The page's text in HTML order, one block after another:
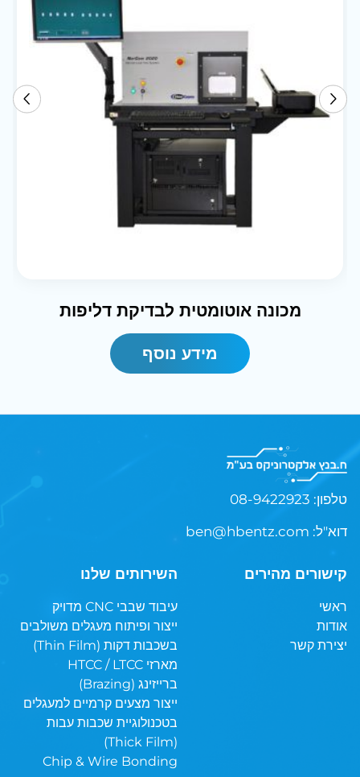
מכונה אוטומטית לבדיקת דליפות
מידע נוסף
השירותים שלנו
עיבוד שבבי CNC מדויק
ייצור ופיתוח מעגלים משולבים
בשכבות דקות (Thin Film)
מארזי HTCC / LTCC
ברייזינג (Brazing)
ייצור מצעים קרמיים למעגלים
בטכנולוגיית שכבות עבות
(Thick Film)
Chip & Wire Bonding
קישורים מהירים
ראשי
אודות
יצירת קשר
08-9422923 :טלפון
ben@hbentz.com :דוא"ל